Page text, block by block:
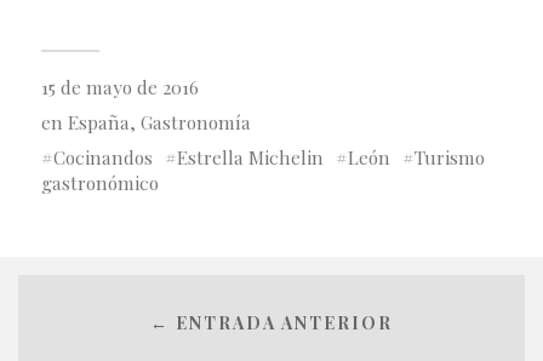
15 de mayo de 2016
en España, Gastronomía
Cocinandos
Estrella Michelin León
Turismo
gastronómico
← ENTRADA ANTERIOR